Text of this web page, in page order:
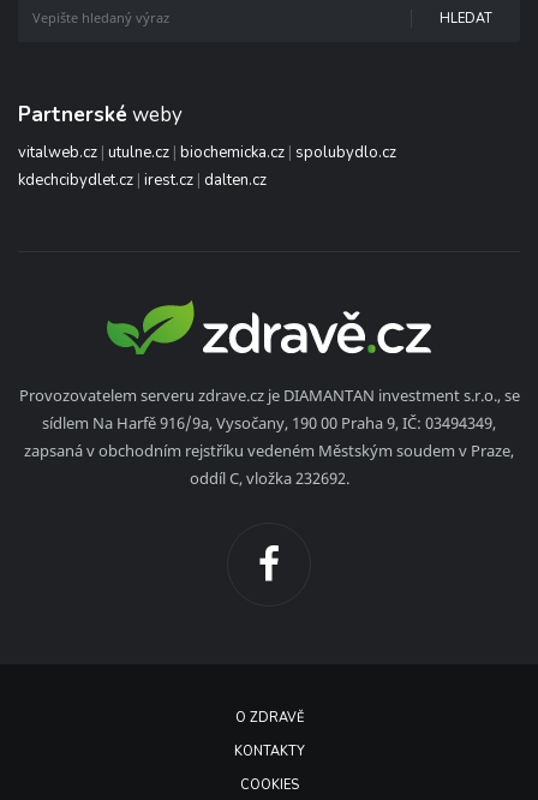
HLEDAT
Partnerské weby
vitalweb.cz | utulne.cz | biochemicka.cz | spolubydlo.cz
kdechcibydlet.cz | irest.cz | dalten.cz
Provozovatelem serveru zdrave.cz je DIAMANTAN investment s.r.o., se
sídlem Na Harfě 916/9a, Vysočany, 190 00 Praha 9, IČ: 03494349,
zapsaná v obchodním rejstříku vedeném Městským soudem v Praze,
oddíl C, vložka 232692.
O ZDRAVĚ
KONTAKTY
COOKIES